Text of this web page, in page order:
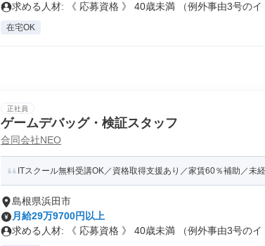
求める人材: 《 応募資格 》 40歳未満 （例外事由3号のイ
在宅OK
正社員
ゲームデバッグ・検証スタッフ
合同会社NEO
ITスクール無料受講OK／資格取得支援あり／家賃60％補助／未
島根県浜田市
月給29万9700円以上
求める人材: 《 応募資格 》 40歳未満 （例外事由3号のイ